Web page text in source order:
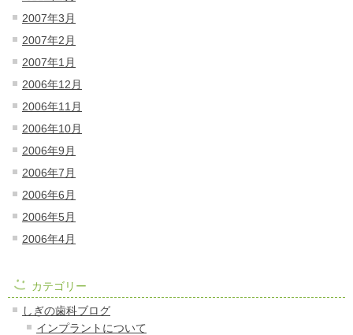
2007年3月
2007年2月
2007年1月
2006年12月
2006年11月
2006年10月
2006年9月
2006年7月
2006年6月
2006年5月
2006年4月
カテゴリー
しぎの歯科ブログ
インプラントについて